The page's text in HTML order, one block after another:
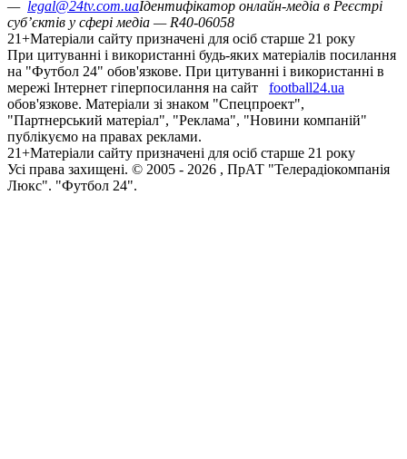
— legal@24tv.com.uaІдентифікатор онлайн-медіа в Реєстрі
суб’єктів у сфері медіа — R40-06058
21+Матеріали сайту призначені для осіб старше 21 року
При цитуванні і використанні будь-яких матеріалів посилання
на "Футбол 24" обов'язкове. При цитуванні і використанні в
мережі Інтернет гіперпосилання на сайт
football24.ua
обов'язкове. Матеріали зі знаком "Спецпроект",
"Партнерський матеріал", "Реклама", "Новини компаній"
публікуємо на правах реклами.
21+Матеріали сайту призначені для осіб старше 21 року
Усi права захищенi. © 2005 - 2026 , ПрАТ "Телерадіокомпанія
Люкс". "Футбол 24".